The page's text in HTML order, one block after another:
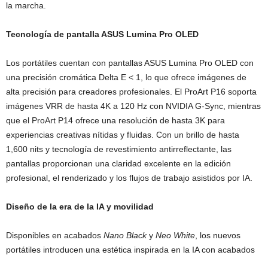
la marcha.
Tecnología de pantalla ASUS Lumina Pro OLED
Los portátiles cuentan con pantallas ASUS Lumina Pro OLED con
una precisión cromática Delta E < 1, lo que ofrece imágenes de
alta precisión para creadores profesionales. El ProArt P16 soporta
imágenes VRR de hasta 4K a 120 Hz con NVIDIA G-Sync, mientras
que el ProArt P14 ofrece una resolución de hasta 3K para
experiencias creativas nítidas y fluidas. Con un brillo de hasta
1,600 nits y tecnología de revestimiento antirreflectante, las
pantallas proporcionan una claridad excelente en la edición
profesional, el renderizado y los flujos de trabajo asistidos por IA.
Diseño de la era de la IA y movilidad
Disponibles en acabados Nano Blacky Neo White, los nuevos
portátiles introducen una estética inspirada en la IA con acabados